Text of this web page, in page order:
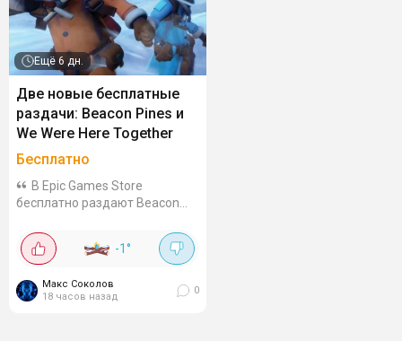
Ещё 6 дн.
Две новые бесплатные
раздачи: Beacon Pines и
We Were Here Together
Бесплатно
В Epic Games Store
бесплатно раздают Beacon
Обе игры можно навсегда
добавить в библиотеку до 13
милое и жутковатое
сюжетное приключение...
-1°
Макс Соколов
18 часов назад
0